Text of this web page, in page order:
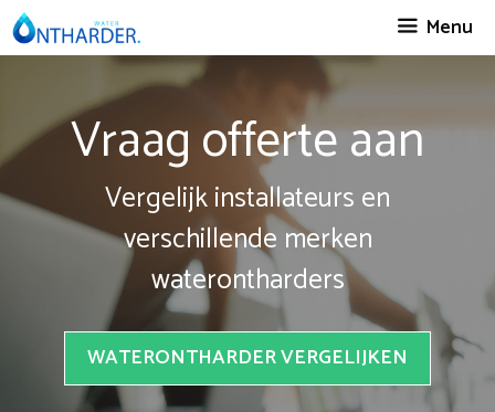
Spring
naar
Menu
Vraag offerte aan
Vergelijk installateurs en
verschillende merken
waterontharders
WATERONTHARDER VERGELIJKEN